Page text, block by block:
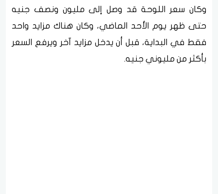
وكان سعر اللوحة قد وصل إلى مليون ونصف جنيه
حتى ظهر يوم الأحد الماضي، وكان هناك مزايد واحد
فقط في البداية، قبل أن يدخل مزايد آخر ويرفع السعر
بأكثر من مليوني جنيه.